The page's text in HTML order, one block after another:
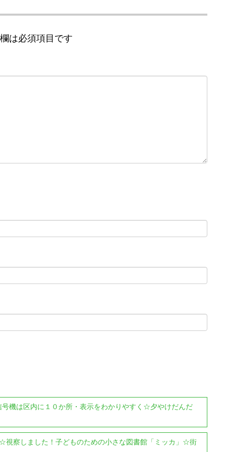
は必須項目です
機は区内に１０か所・表示をわかりやすく☆夕やけだんだ
察しました！子どものための小さな図書館「ミッカ」☆街